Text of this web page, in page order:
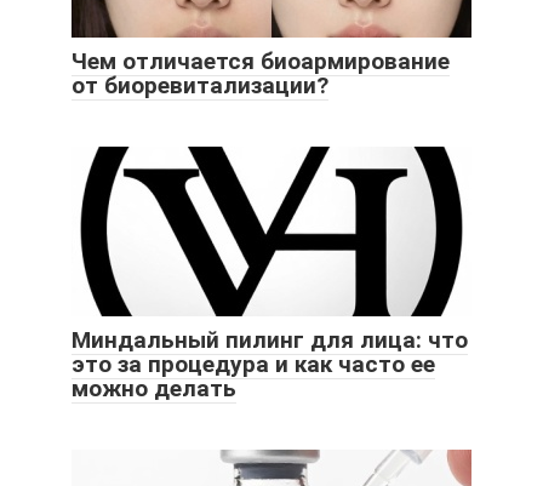
Чем отличается биоармирование
от биоревитализации?
Миндальный пилинг для лица: что
это за процедура и как часто ее
можно делать